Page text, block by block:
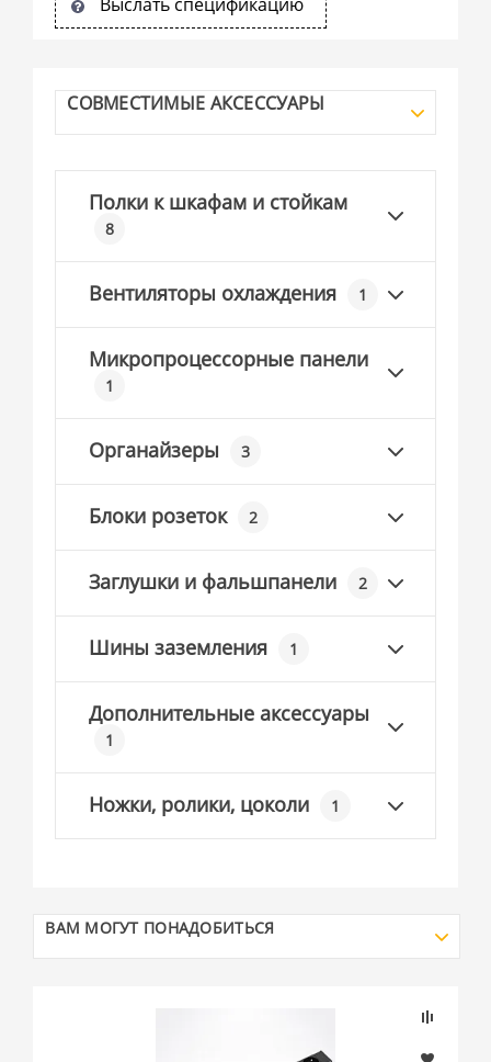
СОВМЕСТИМЫЕ АКСЕССУАРЫ
Полки к шкафам и стойкам
8
Вентиляторы охлаждения 1
Микропроцессорные панели
1
Органайзеры 3
Блоки розеток 2
Заглушки и фальшпанели 2
Шины заземления 1
Дополнительные аксессуары
1
Ножки, ролики, цоколи 1
ВАМ МОГУТ ПОНАДОБИТЬСЯ